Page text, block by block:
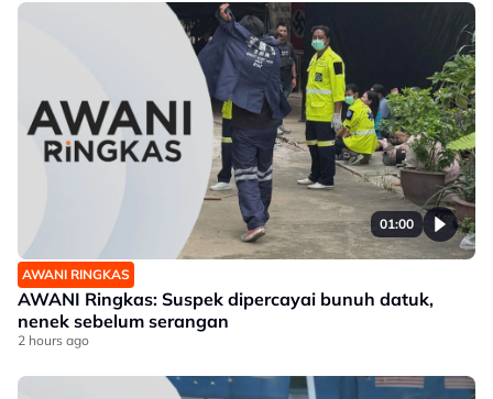
01:00
AWANI RINGKAS
AWANI Ringkas: Suspek dipercayai bunuh datuk,
nenek sebelum serangan
2 hours ago